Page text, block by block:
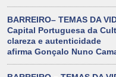
BARREIRO– TEMAS DA
Capital Portuguesa da
clareza e autenticidade
afirma Gonçalo Nuno